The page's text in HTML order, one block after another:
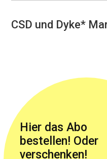
CSD und Dyke*
Hier das Abo
bestellen! Oder
verschenken!